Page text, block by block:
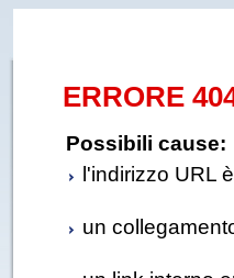
ERRORE
Possibili cause:
l'indirizzo URL
un